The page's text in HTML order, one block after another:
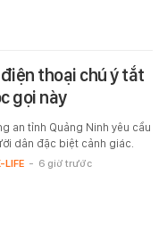
thoại chú ý tắt
gọi này
an tỉnh Quảng Ninh yêu cầu
dân đặc biệt cảnh giác.
LIFE - 6 giờ trước